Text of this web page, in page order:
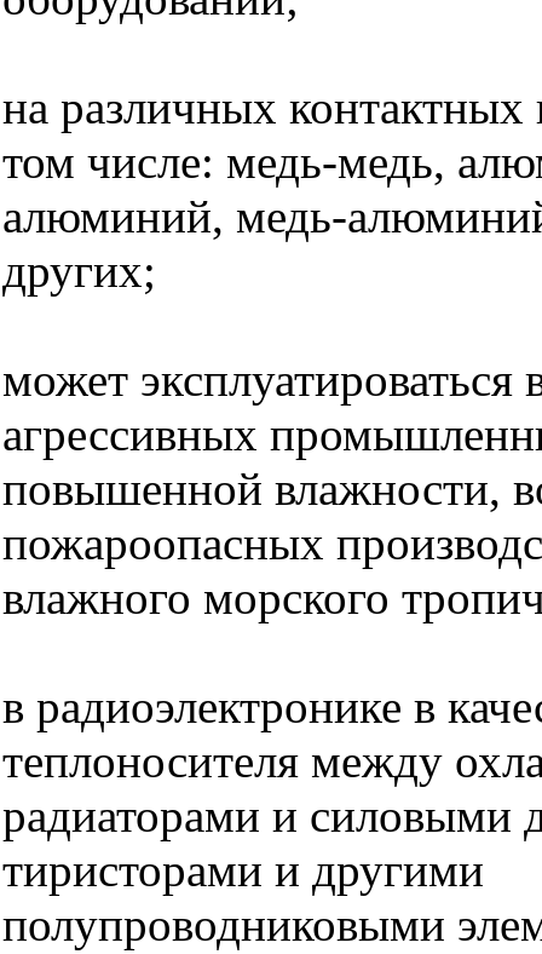
на различных контактных
том числе: медь-медь,
алюминий, медь-
других;
может эксплуатироваться
агрессивных
повышенной влажности,
пожароопасных
влажного морского
в радиоэлектронике в
теплоносителя между
радиаторами и силовыми
тиристорами и другими
полупроводниковыми